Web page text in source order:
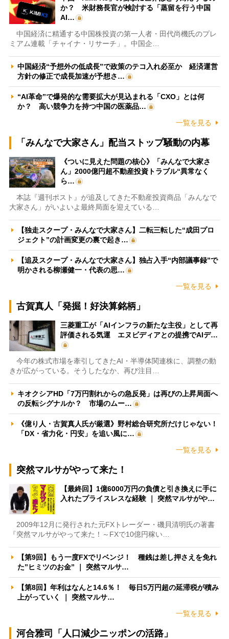
か？ 米財務長官が検討する「蒸留を行う中国
AI…
中国経済に精通する中国株投資の第一人者・田代尚機氏のプレ
ミアム連載「チャイナ・リサーチ」。中国企…
中国経済“予想外の低成長”で政策のテコ入れ必至か 経済運営
方針の修正で成長加速が予想さ…
“AI革命”で爆発的な需要拡大が見込まれる「CXO」とは何
か？ 高い競争力を持つ中国の医薬品…
一覧を見る
「みんなで大家さん」配当ストップ騒動の内幕
《ついに見えた問題の核心》「みんなで大家さ
ん」2000億円超不動産投資トラブル“異常なく
ら…
本誌『週刊ポスト』が追及してきた不動産投資商品「みんなで
大家さん」がいよいよ最終局面を迎えている…
【独走スクープ・みんなで大家さん】二転三転した“成田プロ
ジェクト”の計画変更の裏で起き…
【追及スクープ・みんなで大家さん】独占入手“内部議事録”で
明かされる柳瀬健一・代表の思…
一覧を見る
古賀真人「発掘！好決算銘柄」
三菱重工が「AIインフラの新たな主役」として再
評価される気運 エヌビディアとの提携でAIデ…
今年の株式市場を牽引してきたAI・半導体関連株に、調整の動
きが広がっている。そうしたなか、再び注目…
キオクシアHD「7万円割れからの急反発」は再びの上昇局面へ
の反転シグナルか？ 市場のムー…
《億り人・古賀真人氏が厳選》野村総合研究所だけじゃない！
「DX・省力化・円安」を追い風に…
一覧を見る
突然マルサがやって来た！
【最終回】1億6000万円の負債と引き換えに手に
入れたプライスレスな経験 ｜ 突然マルサがや…
2009年12月に発行された元FXトレーダー・磯貝清明氏の著書
『突然マルサがやって来た！～FXで10億円稼い…
【第9回】もう一度FXでリベンジ！ 種銭は差し押さえを免れ
た”ヒミツのお金” ｜ 突然マルサ…
【第8回】年利はなんと14.6％！ 毎日5万円超の延滞税が積み
上がっていく ｜ 突然マルサ…
一覧を見る
河合雅司「人口減少ニッポンの活路」